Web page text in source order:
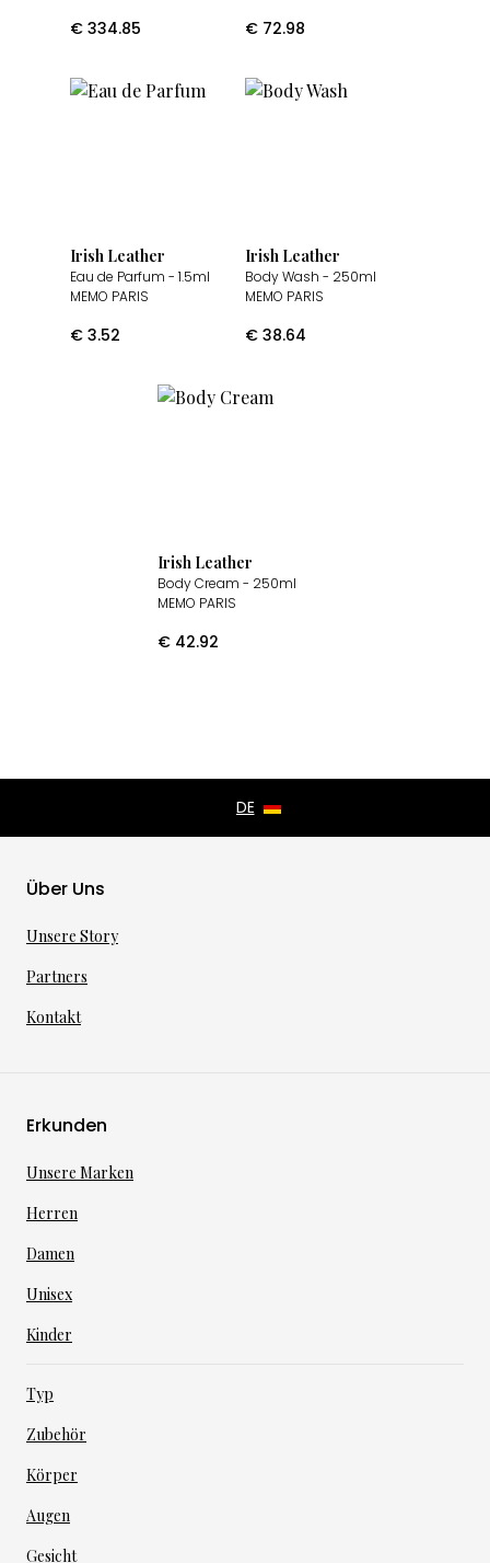
€ 334.85 € 72.98
Irish Leather
Eau de Parfum - 1.5ml
MEMO PARIS
€ 3.52
Irish Leather
Body Wash - 250ml
MEMO PARIS
€ 38.64
Irish Leather
Body Cream - 250ml
MEMO PARIS
€ 42.92
Über Uns
Unsere Story
Partners
Kontakt
Erkunden
Unsere Marken
Herren
Damen
Unisex
Kinder
Typ
Zubehör
Körper
Augen
Gesicht